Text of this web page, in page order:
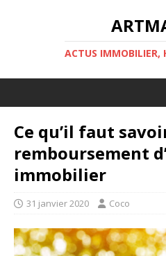
ACTUS IMMOBILIER,
Ce qu’il faut
remboursement
immobilier
31 janvier 2020 Coco